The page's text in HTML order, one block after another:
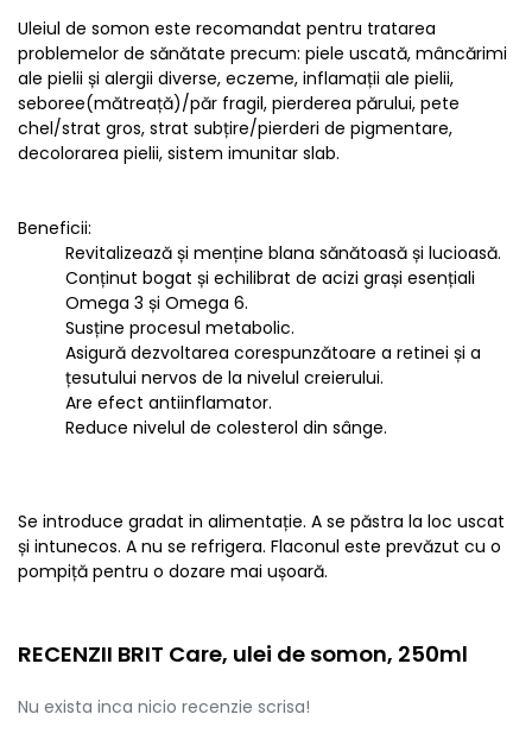
Uleiul de somon este recomandat pentru tratarea
problemelor de sănătate precum: piele uscată, mâncărimi
ale pielii și alergii diverse, eczeme, inflamații ale pielii,
seboree(mătreață)/păr fragil, pierderea părului, pete
chel/strat gros, strat subțire/pierderi de pigmentare,
decolorarea pielii, sistem imunitar slab.
Beneficii:
Revitalizează și menține blana sănătoasă și lucioasă.
Conținut bogat și echilibrat de acizi grași esențiali
Omega 3 și Omega 6.
Susține procesul metabolic.
Asigură dezvoltarea corespunzătoare a retinei și a
țesutului nervos de la nivelul creierului.
Are efect antiinflamator.
Reduce nivelul de colesterol din sânge.
Se introduce gradat in alimentație. A se păstra la loc uscat
și intunecos. A nu se refrigera. Flaconul este prevăzut cu o
pompiță pentru o dozare mai ușoară.
RECENZII BRIT Care, ulei de somon, 250ml
Nu exista inca nicio recenzie scrisa!